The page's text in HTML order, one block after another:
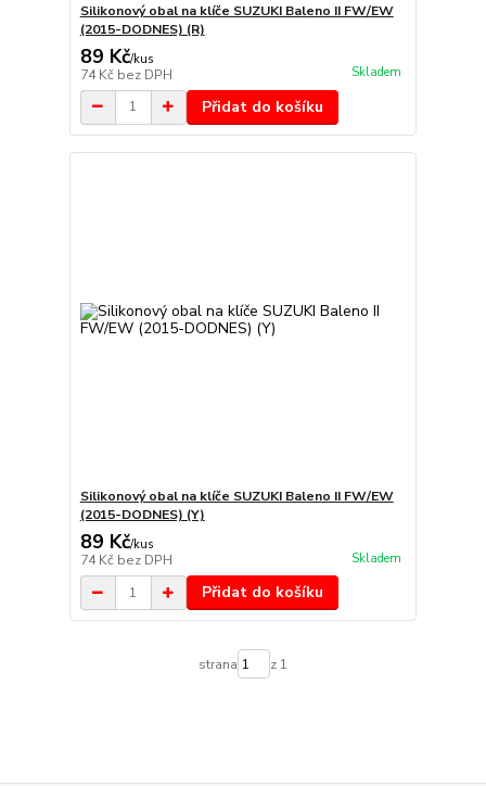
Silikonový obal na klíče SUZUKI Baleno II FW/EW
(2015-DODNES) (R)
89 Kč/kus
74 Kč bez DPH Skladem
Přidat do košíku
Silikonový obal na klíče SUZUKI Baleno II FW/EW
(2015-DODNES) (Y)
89 Kč/kus
74 Kč bez DPH Skladem
Přidat do košíku
strana z 1